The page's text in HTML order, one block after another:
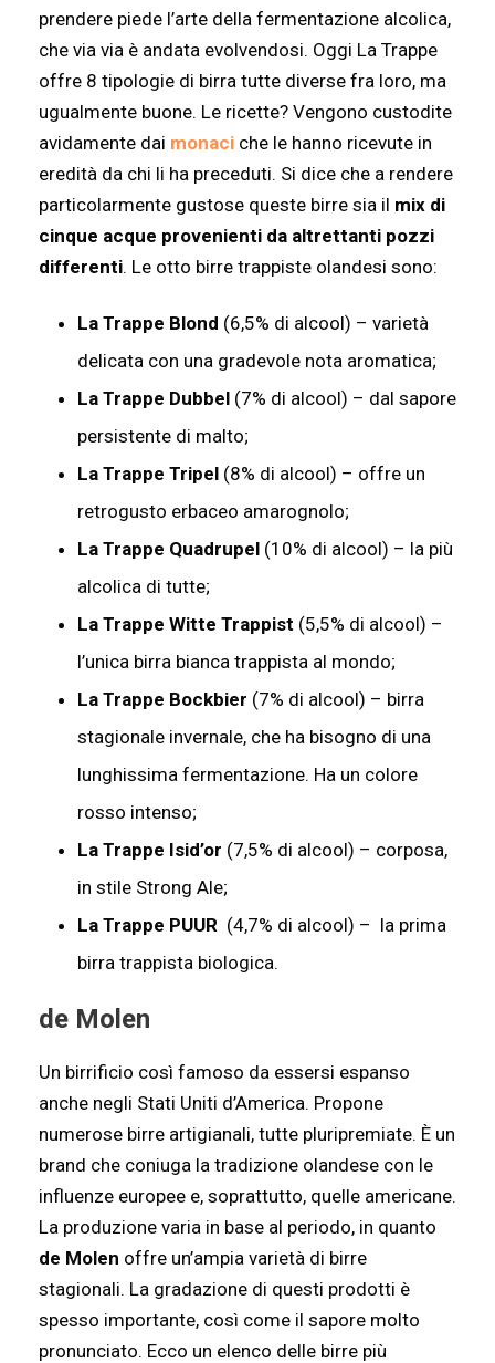
prendere piede l’arte della fermentazione alcolica,
che via via è andata evolvendosi. Oggi La Trappe
offre 8 tipologie di birra tutte diverse fra loro, ma
ugualmente buone. Le ricette? Vengono custodite
avidamente dai monaci che le hanno ricevute in
eredità da chi li ha preceduti. Si dice che a rendere
particolarmente gustose queste birre sia il mix di
cinque acque provenienti da altrettanti pozzi
differenti. Le otto birre trappiste olandesi sono:
La Trappe Blond (6,5% di alcool) – varietà
delicata con una gradevole nota aromatica;
La Trappe Dubbel (7% di alcool) – dal sapore
persistente di malto;
La Trappe Tripel (8% di alcool) – offre un
retrogusto erbaceo amarognolo;
La Trappe Quadrupel (10% di alcool) – la più
alcolica di tutte;
La Trappe Witte Trappist (5,5% di alcool) –
l’unica birra bianca trappista al mondo;
La Trappe Bockbier (7% di alcool) – birra
stagionale invernale, che ha bisogno di una
lunghissima fermentazione. Ha un colore
rosso intenso;
La Trappe Isid’or (7,5% di alcool) – corposa,
in stile Strong Ale;
La Trappe PUUR (4,7% di alcool) – la prima
birra trappista biologica.
de Molen
Un birrificio così famoso da essersi espanso
anche negli Stati Uniti d’America. Propone
numerose birre artigianali, tutte pluripremiate. È un
brand che coniuga la tradizione olandese con le
influenze europee e, soprattutto, quelle americane.
La produzione varia in base al periodo, in quanto
de Molen offre un’ampia varietà di birre
stagionali. La gradazione di questi prodotti è
spesso importante, così come il sapore molto
pronunciato. Ecco un elenco delle birre più